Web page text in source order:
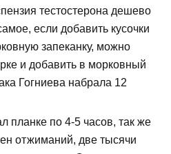
тестостерона дешево
если добавить кусочки
запеканку, можно
и добавить в морковный
Гогниева набрала 12
планке по 4-5 часов, так же
отжиманий, две тысячи